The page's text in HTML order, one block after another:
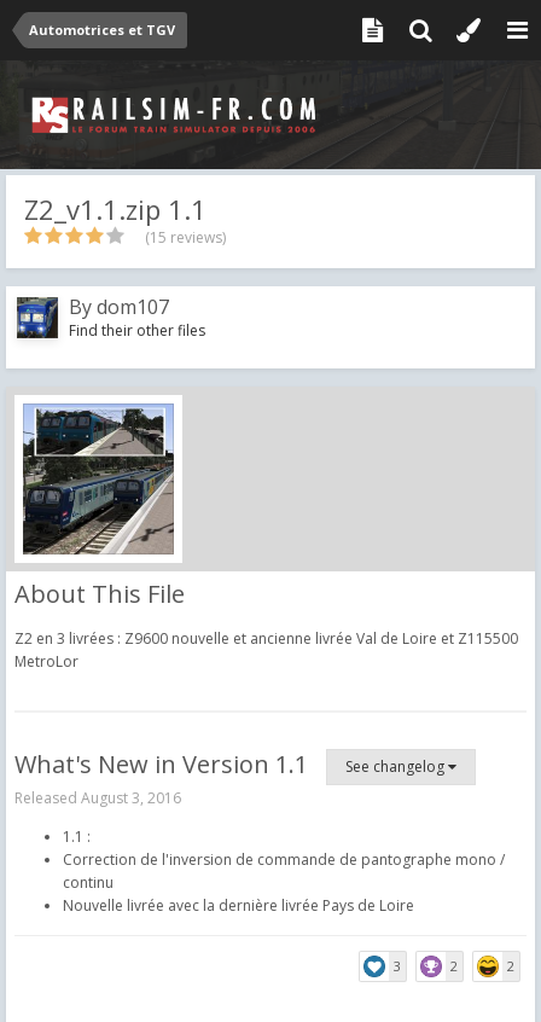
Automotrices et TGV
Z2_v1.1.zip 1.1
(15 reviews)
Bydom107
Find their other files
About This File
Z2 en 3 livrées : Z9600 nouvelle et ancienne livrée Val de Loire et Z115500
MetroLor
What's New in Version 1.1
See changelog
Released August 3, 2016
1.1 :
Correction de l'inversion de commande de pantographe mono /
continu
Nouvelle livrée avec la dernière livrée Pays de Loire
3 2 2